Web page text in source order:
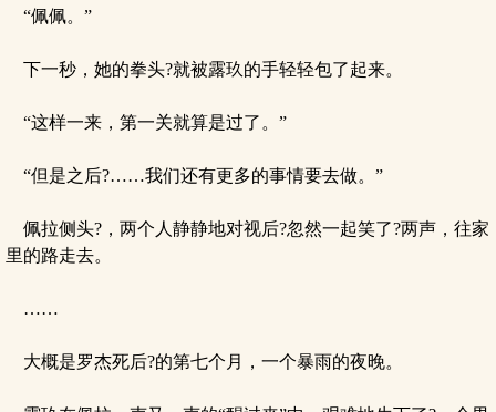
“佩佩。”
下一秒，她的拳头?就被露玖的手轻轻包了起来。
“这样一来，第一关就算是过了。”
“但是之后?……我们还有更多的事情要去做。”
佩拉侧头?，两个人静静地对视后?忽然一起笑了?两声，往家
里的路走去。
……
大概是罗杰死后?的第七个月，一个暴雨的夜晚。